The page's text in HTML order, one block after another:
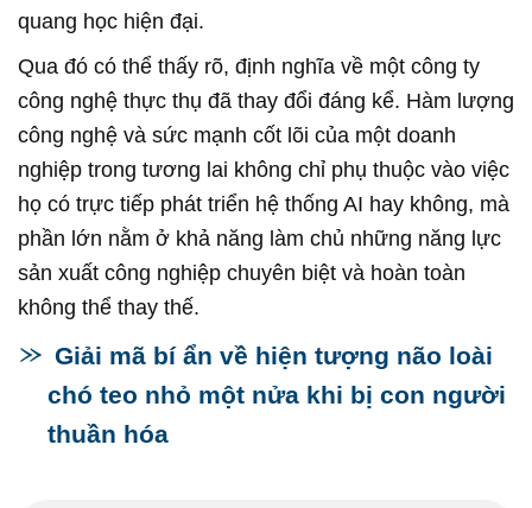
quang học hiện đại.
Qua đó có thể thấy rõ, định nghĩa về một công ty
công nghệ thực thụ đã thay đổi đáng kể. Hàm lượng
công nghệ và sức mạnh cốt lõi của một doanh
nghiệp trong tương lai không chỉ phụ thuộc vào việc
họ có trực tiếp phát triển hệ thống AI hay không, mà
phần lớn nằm ở khả năng làm chủ những năng lực
sản xuất công nghiệp chuyên biệt và hoàn toàn
không thể thay thế.
Giải mã bí ẩn về hiện tượng não loài
chó teo nhỏ một nửa khi bị con người
thuần hóa